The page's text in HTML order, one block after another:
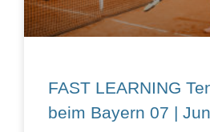
FAST LEARNING
beim Bayern 07 |